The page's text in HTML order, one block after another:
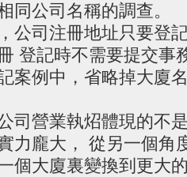
同公司名稱的調查。
公司注冊地址只要登
登記時不需要提交事
案例中，省略掉大廈
司營業執炤體現的不
力龐大， 從另一個角
個大廈裏變換到更大